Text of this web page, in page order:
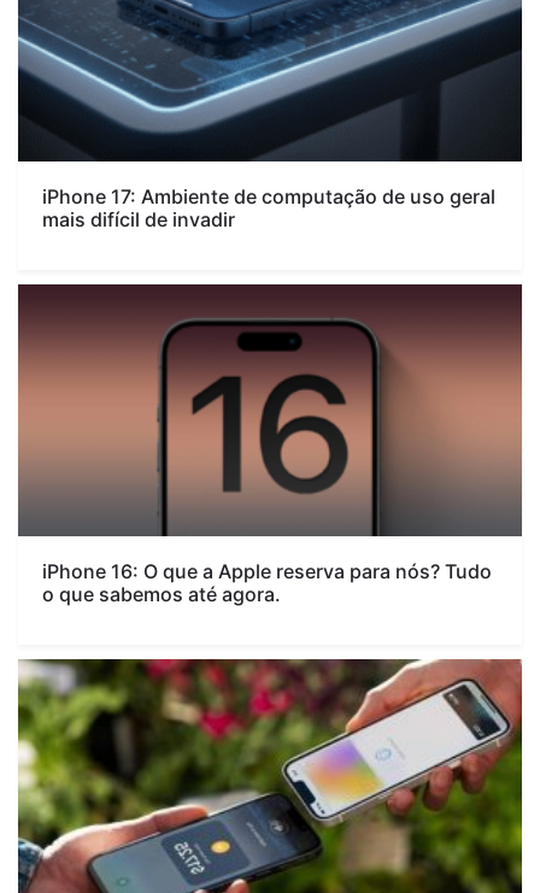
iPhone 17: Ambiente de computação de uso geral
mais difícil de invadir
iPhone 16: O que a Apple reserva para nós? Tudo
o que sabemos até agora.